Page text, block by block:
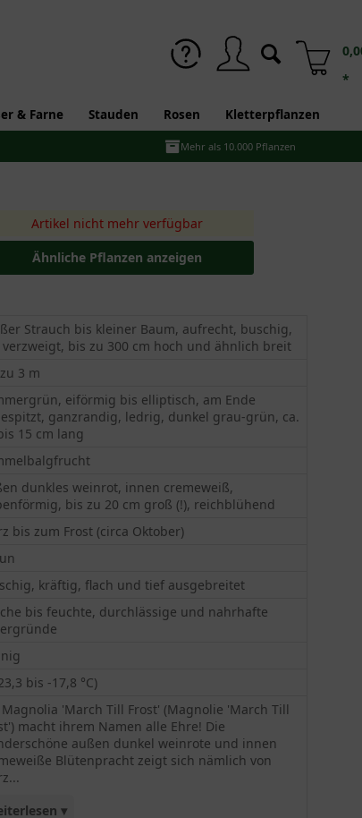
*
& Farne Stauden Rosen Kletterpflanzen
Mehr als 10.000 Pflanzen
Artikel nicht mehr verfügbar
Ähnliche Pflanzen anzeigen
Strauch bis kleiner Baum, aufrecht, buschig,
bis zu 300 cm hoch und ähnlich breit
3 m
eiförmig bis elliptisch, am Ende
ganzrandig, ledrig, dunkel grau-grün, ca.
15 cm lang
dunkles weinrot, innen cremeweiß,
bis zu 20 cm groß (!), reichblühend
bis zum Frost (circa Oktober)
kräftig, flach und tief ausgebreitet
bis feuchte, durchlässige und nahrhafte
bis -17,8 °C)
Magnolia 'March Till Frost' (Magnolie 'March Till
macht ihrem Namen alle Ehre! Die
außen dunkel weinrote und innen
Blütenpracht zeigt sich nämlich von
▾